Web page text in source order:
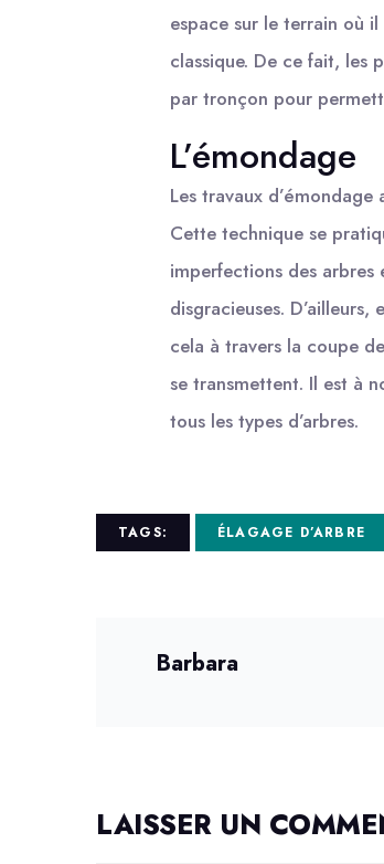
espace sur le terrain où
classique. De ce fait, les
par tronçon pour
L’émondage
Les travaux
Cette technique se
imperfections des arbres
disgracieuses.
cela à travers la coupe
se transmettent. Il est à
tous les types d’arbres.
TAGS: ÉLAGAGE D’ARBRE
Barbara
LAISSER UN